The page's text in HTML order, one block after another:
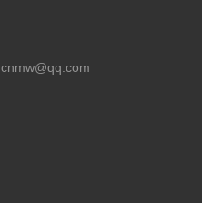
cnmw@qq.com